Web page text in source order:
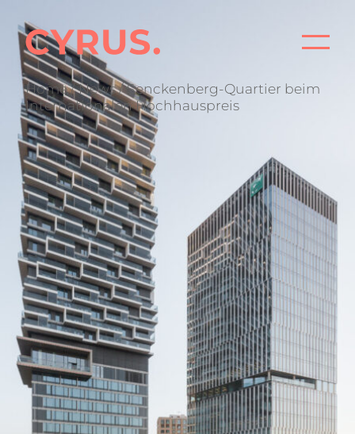
Home/News/ Senckenberg-Quartier beim
Internationalen Hochhauspreis